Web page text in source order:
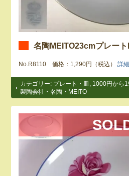
名陶MEITO23cmプレー
No.R8110 価格：1,290円（税込）詳
カテゴリー: プレート・皿 1000円から
製陶会社・名陶・MEITO